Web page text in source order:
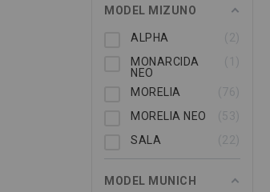
MODEL MIZUNO
ALPHA
2
MONARCIDA
NEO
MORELIA
76
MORELIA NEO
53
SALA
22
MODEL MUNICH